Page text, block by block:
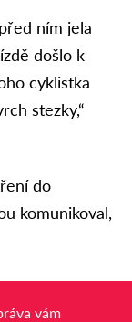
ním jela
došlo k
cyklistka
stezky,“
do
komunikoval,
vám